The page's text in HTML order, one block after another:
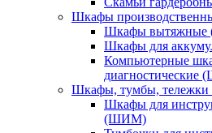
Шкафы
Шкафы
Шкафы для
Компьютерные
Шкафы, тумбы, тележки
Шкафы для
(ШИМ)